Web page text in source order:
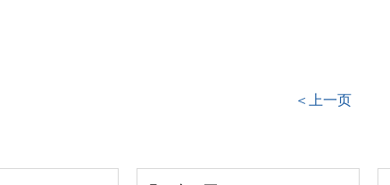
＜上一页